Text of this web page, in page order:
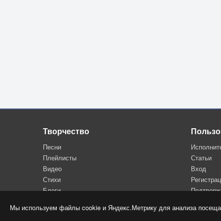
Мы используем файлы cookie и Яндекс.Метрику для анализа
For earthly joys that we have drawn upon.
To sacred lands of peace and light,
Творчество
Песни
Плейлисты
Видео
Стихи
Блоги
Статьи
Вход